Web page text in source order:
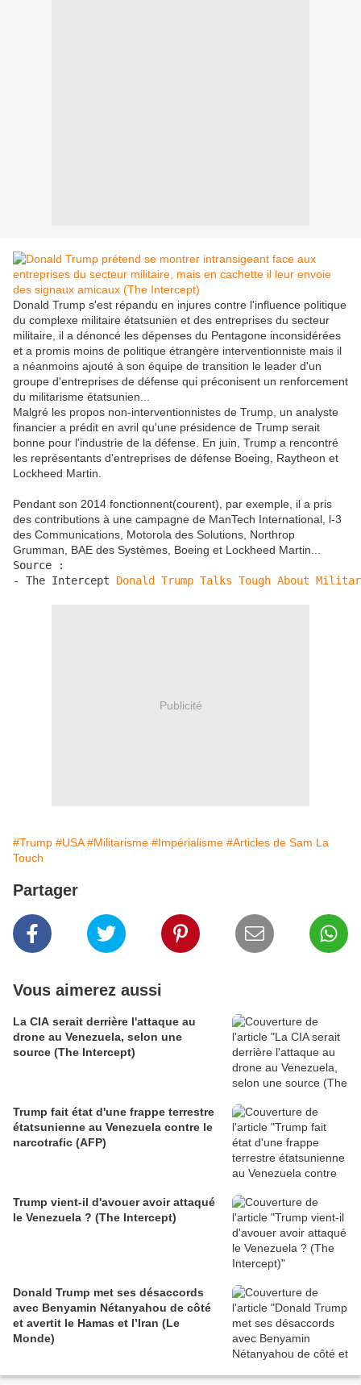
Donald Trump s'est répandu en injures contre l'influence politique
du complexe militaire étatsunien et des entreprises du secteur
militaire, il a dénoncé les dépenses du Pentagone inconsidérées
et a promis moins de politique étrangère interventionniste mais il
a néanmoins ajouté à son équipe de transition le leader d'un
groupe d'entreprises de défense qui préconisent un renforcement
du militarisme étatsunien...
Malgré les propos non-interventionnistes de Trump, un analyste
financier a prédit en avril qu'une présidence de Trump serait
bonne pour l'industrie de la défense. En juin, Trump a rencontré
les représentants d'entreprises de défense Boeing, Raytheon et
Lockheed Martin.
Pendant son 2014 fonctionnent(courent), par exemple, il a pris
des contributions à une campagne de ManTech International, l-3
des Communications, Motorola des Solutions, Northrop
Grumman, BAE des Systèmes, Boeing et Lockheed Martin...
Source :
- The Intercept Donald Trump Talks Tough About
Publicité
#Trump #USA #Militarisme #Impérialisme #Articles de Sam La
Touch
Partager
Vous aimerez aussi
La CIA serait derrière l'attaque au
drone au Venezuela, selon une
source (The Intercept)
Trump fait état d'une frappe terrestre
étatsunienne au Venezuela contre le
narcotrafic (AFP)
Trump vient-il d'avouer avoir attaqué
le Venezuela ? (The Intercept)
Donald Trump met ses désaccords
avec Benyamin Nétanyahou de côté
et avertit le Hamas et l’Iran (Le
Monde)